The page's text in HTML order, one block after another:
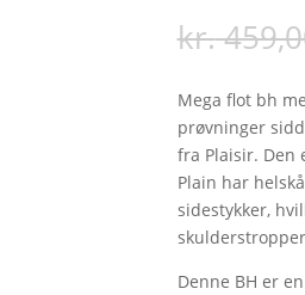
kr.
Mega flot bh
prøvninger
fra Plaisir. Den
Plain har
sidestykker,
Denne BH er